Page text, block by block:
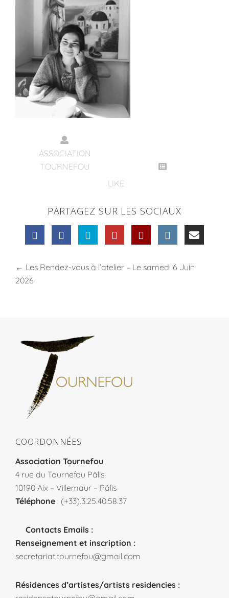
ASSOCIATION
TOURNEFOU
LIKE
PARTAGEZ SUR LES SOCIAUX
← Les Rendez-vous à l’atelier – Le samedi 6 Juin
2026
COORDONNÉES
Association Tournefou
4 rue du Tournefou Pâlis
10190 Aix – Villemaur – Pâlis
Téléphone : (+33).3.25.40.58.37
Contacts Emails :
Renseignement et inscription :
secretariat.tournefou@gmail.com
Résidences d’artistes/artists residencies :